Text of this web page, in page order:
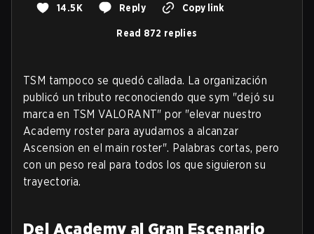
14.5K Reply Copy link
Read 872 replies
TSM tampoco se quedó callada. La organización
publicó un tributo reconociendo que sym "dejó su
marca en TSM VALORANT" por "elevar nuestro
Academy roster para ayudarnos a alcanzar
Ascension en el main roster". Palabras cortas, pero
con un peso real para todos los que siguieron su
trayectoria.
Del Academy al Gran Escenario